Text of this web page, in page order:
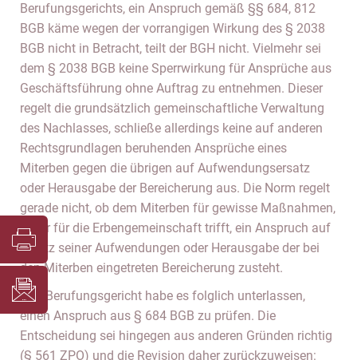
Berufungsgerichts, ein Anspruch gemäß §§ 684, 812
BGB käme wegen der vorrangigen Wirkung des § 2038
BGB nicht in Betracht, teilt der BGH nicht. Vielmehr sei
dem § 2038 BGB keine Sperrwirkung für Ansprüche aus
Geschäftsführung ohne Auftrag zu entnehmen. Dieser
regelt die grundsätzlich gemeinschaftliche Verwaltung
des Nachlasses, schließe allerdings keine auf anderen
Rechtsgrundlagen beruhenden Ansprüche eines
Miterben gegen die übrigen auf Aufwendungsersatz
oder Herausgabe der Bereicherung aus. Die Norm regelt
gerade nicht, ob dem Miterben für gewisse Maßnahmen,
die er für die Erbengemeinschaft trifft, ein Anspruch auf
Ersatz seiner Aufwendungen oder Herausgabe der bei
den Miterben eingetreten Bereicherung zusteht.
Das Berufungsgericht habe es folglich unterlassen,
einen Anspruch aus § 684 BGB zu prüfen. Die
Entscheidung sei hingegen aus anderen Gründen richtig
(§ 561 ZPO) und die Revision daher zurückzuweisen: